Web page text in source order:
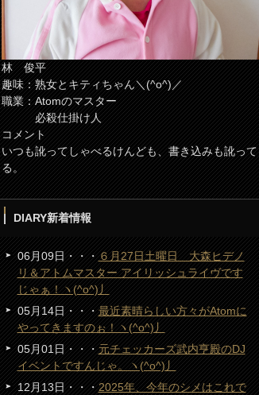
林 俊平
趣味：熟女とキティちゃん＼(^o^)／
職業：Atomのマスター
必殺仕掛け人
コメント
いつも訛ってしゃべるけんども、書き込みも訛って
る。
DIARY新着情報
06月09日・・・６月27日土曜日 大森ヒデノ
リ＆アトムマスター アイリッシュライヴです
じゃぁ！ヽ(^o^)丿
05月14日・・・最近素晴らしい方々がAtomに
やってきますのぉ！ヽ(^o^)丿
05月01日・・・元チェッカーズ武内亨殿のDJ
イベントですんじゃ。ヽ(^o^)丿
12月13日・・・2025年、今年のシメはこれで